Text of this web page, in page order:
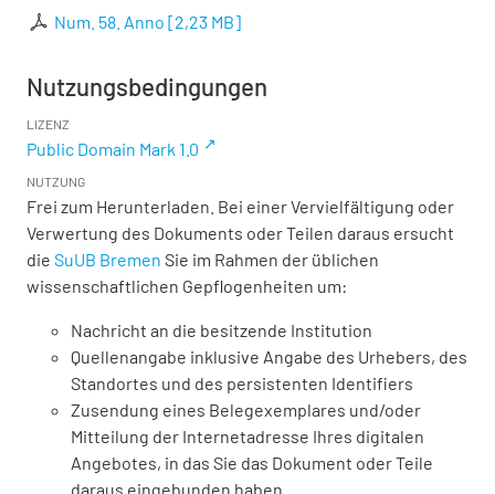
Num. 58. Anno [2,23 MB]
Nutzungsbedingungen
LIZENZ
Public Domain Mark 1.0
NUTZUNG
Frei zum Herunterladen. Bei einer Vervielfältigung oder
Verwertung des Dokuments oder Teilen daraus ersucht
die SuUB Bremen Sie im Rahmen der üblichen
wissenschaftlichen Gepflogenheiten um:
Nachricht an die besitzende Institution
Quellenangabe inklusive Angabe des Urhebers, des
Standortes und des persistenten Identifiers
Zusendung eines Belegexemplares und/oder
Mitteilung der Internetadresse Ihres digitalen
Angebotes, in das Sie das Dokument oder Teile
daraus eingebunden haben